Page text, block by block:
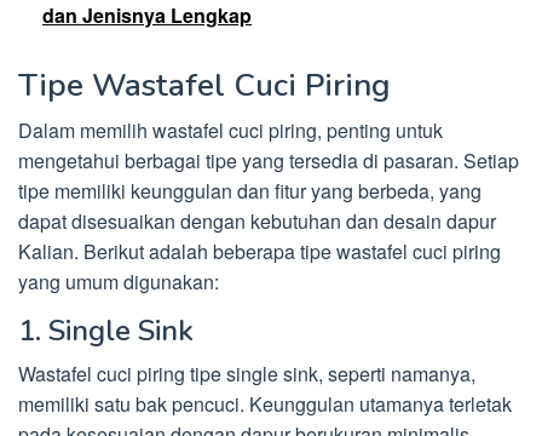
dan Jenisnya Lengkap
Tipe Wastafel Cuci Piring
Dalam memilih wastafel cuci piring, penting untuk
mengetahui berbagai tipe yang tersedia di pasaran. Setiap
tipe memiliki keunggulan dan fitur yang berbeda, yang
dapat disesuaikan dengan kebutuhan dan desain dapur
Kalian. Berikut adalah beberapa tipe wastafel cuci piring
yang umum digunakan:
1. Single Sink
Wastafel cuci piring tipe single sink, seperti namanya,
memiliki satu bak pencuci. Keunggulan utamanya terletak